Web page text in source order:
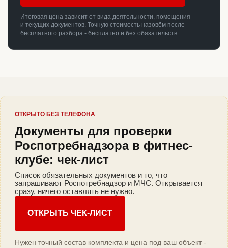
Итоговая цена зависит от вида деятельности, помещения
и текущих документов. Точную стоимость назовём после
бесплатного разбора - бесплатно и без обязательств.
ОТКРЫТО БЕЗ ТЕЛЕФОНА
Документы для проверки
Роспотребнадзора в фитнес-
клубе: чек-лист
Список обязательных документов и то, что
запрашивают Роспотребнадзор и МЧС. Открывается
сразу, ничего оставлять не нужно.
ОТКРЫТЬ ЧЕК-ЛИСТ
Нужен точный состав комплекта и цена под ваш объект -